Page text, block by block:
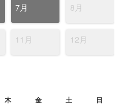
7月 8月
11月 12月
木 金 土 日